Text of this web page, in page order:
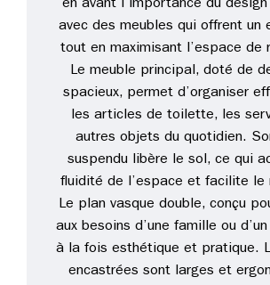
en avant l’importance du
avec des meubles qui offrent un
tout en maximisant l’espace de
Le meuble principal, doté de
spacieux, permet d’organiser
les articles de toilette, les
autres objets du quotidien.
suspendu libère le sol, ce qui
fluidité de l’espace et facilite le
Le plan vasque double, conçu
aux besoins d’une famille ou
à la fois esthétique et pratique.
encastrées sont larges et